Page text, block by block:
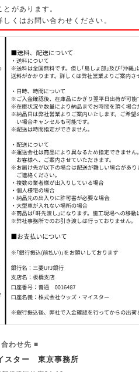
があります。
くはお問い合わせください。
わせ先 ■
スター 東京事務所